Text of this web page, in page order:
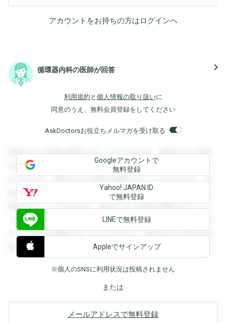
アカウントをお持ちの方はログインへ
循環器内科の医師が回答 navigate_next
利用規約 と 個人情報の取り扱いに
同意のうえ、無料会員登録をしてください
AskDoctorsお役立ちメルマガを受け取る
登録すると回答を閲覧することができます。登録すると回答
を閲覧することができます。登録すると回答を閲覧すること
ができます。登録すると回答を閲覧することができます。登
録すると回答を閲覧することができます。登録すると回答を
閲覧することができます。登録すると回答を閲覧することが
できます。登録すると回答を閲覧することができます。登録
すると回答を閲覧することができます。登録すると回答を閲
覧することができます。
Googleアカウントで
無料登録
Yahoo! JAPAN ID
で無料登録
LINEで無料登録
Appleでサインアップ
※個人のSNSに利用状況は投稿されません
または
メールアドレスで無料登録